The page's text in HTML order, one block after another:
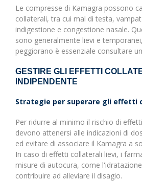
Le compresse di Kamagra possono
collaterali, tra cui mal di testa,
indigestione e congestione nasale.
sono generalmente lievi e
peggiorano è essenziale consultare
GESTIRE GLI EFFETTI
INDIPENDENTE
Strategie per superare gli effetti
Per ridurre al minimo il rischio di
devono attenersi alle indicazioni di
ed evitare di associare il Kamagra a
In caso di effetti collaterali lievi, i
misure di autocura, come
contribuire ad alleviare il disagio.